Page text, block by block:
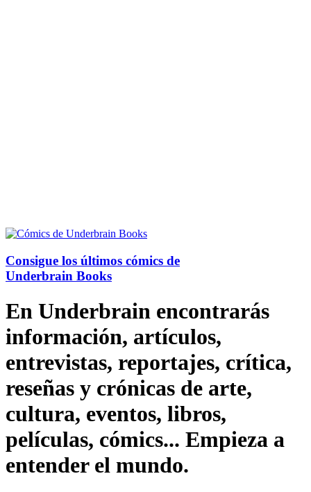
Consigue los últimos cómics de
Underbrain Books
En Underbrain encontrarás
información, artículos,
entrevistas, reportajes, crítica,
reseñas y crónicas de arte,
cultura, eventos, libros,
películas, cómics... Empieza a
entender el mundo.